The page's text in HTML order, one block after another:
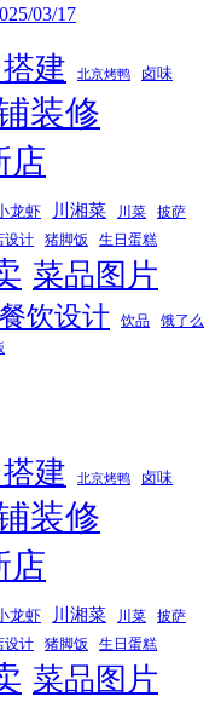
03/17
建 北京烤鸭 卤味
装修
店
龙虾 川湘菜 川菜
披萨
设计 猪脚饭 生日蛋糕
菜品图片
餐饮设计 饮品 饿了么
建 北京烤鸭 卤味
装修
店
龙虾 川湘菜 川菜
披萨
设计 猪脚饭 生日蛋糕
菜品图片